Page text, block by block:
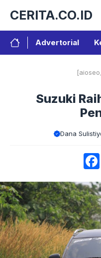
isi
CERITA.CO.ID
Advertorial
Suzuki
Dana